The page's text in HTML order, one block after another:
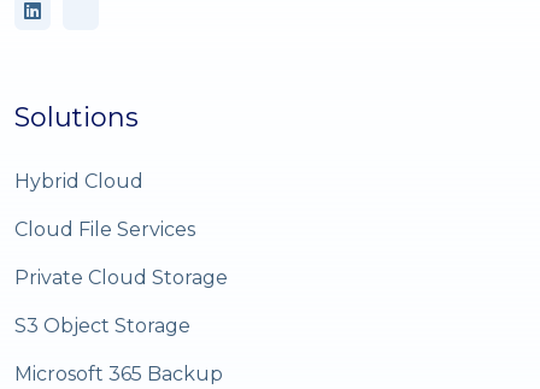
Solutions
Hybrid Cloud
Cloud File Services
Private Cloud Storage
S3 Object Storage
Microsoft 365 Backup